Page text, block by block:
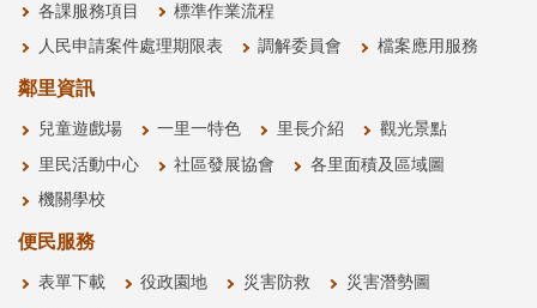
各課服務項目 標準作業流程
人民申請案件處理期限表 調解委員會 檔案應用服務
鄰里資訊
兒童遊戲場 一里一特色 里長介紹 觀光景點
里民活動中心 社區發展協會 各里面積及區域圖
機關學校
便民服務
表單下載 役政園地 災害防救 災害潛勢圖